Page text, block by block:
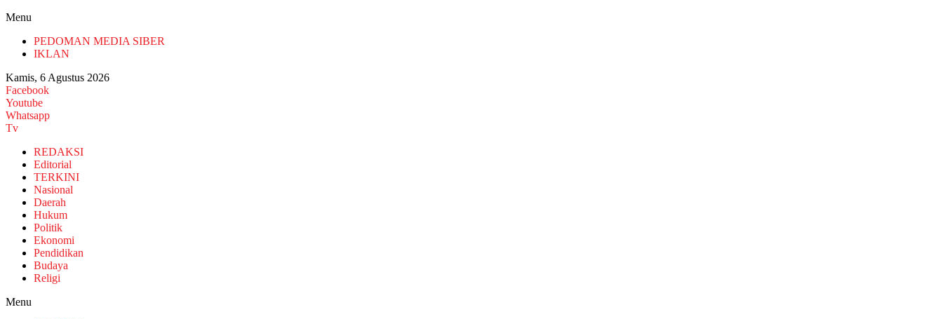
Menu
PEDOMAN MEDIA SIBER
IKLAN
Kamis, 6 Agustus 2026
Facebook
Youtube
Whatsapp
Tv
REDAKSI
Editorial
TERKINI
Nasional
Daerah
Hukum
Politik
Ekonomi
Pendidikan
Budaya
Religi
Menu